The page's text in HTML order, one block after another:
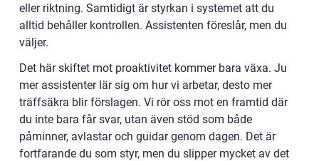
eller riktning. Samtidigt är styrkan i systemet att du
alltid behåller kontrollen. Assistenten föreslår, men du
väljer.
Det här skiftet mot proaktivitet kommer bara växa. Ju
mer assistenter lär sig om hur vi arbetar, desto mer
träffsäkra blir förslagen. Vi rör oss mot en framtid där
du inte bara får svar, utan även stöd som både
påminner, avlastar och guidar genom dagen. Det är
fortfarande du som styr, men du slipper mycket av det